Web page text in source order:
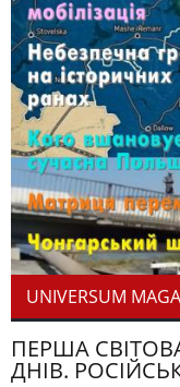
UNIVERSUM
ПЕРША
ДНІВ.